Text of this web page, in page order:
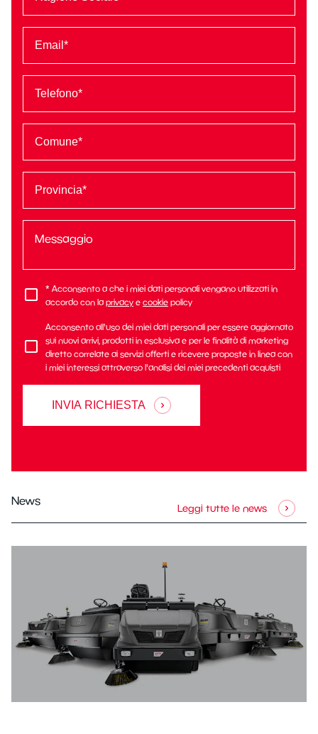
* Acconsento a che i miei dati personali vengano utilizzati in
accordo con la privacy e cookie policy
Acconsento all'uso dei miei dati personali per essere aggiornato
sui nuovi arrivi, prodotti in esclusiva e per le finalità di marketing
diretto correlate ai servizi offerti e ricevere proposte in linea con
i miei interessi attraverso l'analisi dei miei precedenti acquisti
INVIA RICHIESTA
News
Leggi tutte le news